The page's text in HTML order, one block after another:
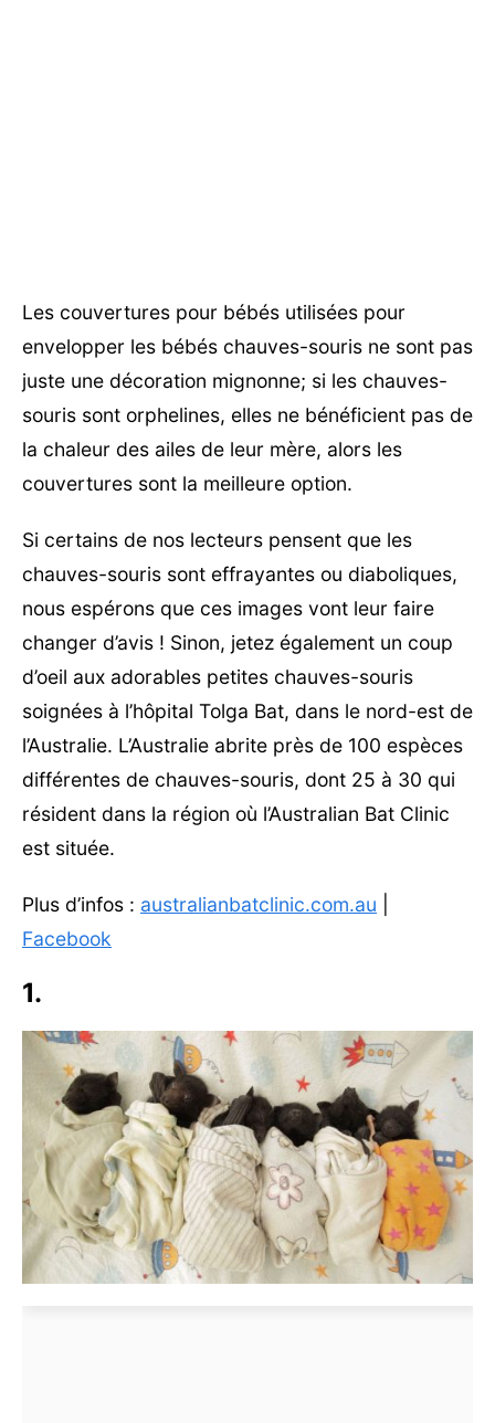
Les couvertures pour bébés utilisées pour
envelopper les bébés chauves-souris ne sont pas
juste une décoration mignonne; si les chauves-
souris sont orphelines, elles ne bénéficient pas de
la chaleur des ailes de leur mère, alors les
couvertures sont la meilleure option.
Si certains de nos lecteurs pensent que les
chauves-souris sont effrayantes ou diaboliques,
nous espérons que ces images vont leur faire
changer d’avis ! Sinon, jetez également un coup
d’oeil aux adorables petites chauves-souris
soignées à l’hôpital Tolga Bat, dans le nord-est de
l’Australie. L’Australie abrite près de 100 espèces
différentes de chauves-souris, dont 25 à 30 qui
résident dans la région où l’Australian Bat Clinic
est située.
Plus d’infos : australianbatclinic.com.au
Facebook
1.